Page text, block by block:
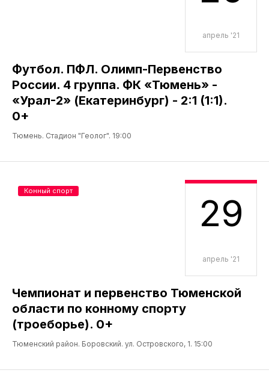
апрель '21
Футбол. ПФЛ. Олимп-Первенство
России. 4 группа. ФК «Тюмень» -
«Урал-2» (Екатеринбург) - 2:1 (1:1).
0+
Тюмень. Стадион "Геолог". 19:00
29
апрель '21
Чемпионат и первенство Тюменской
области по конному спорту
(троеборье). 0+
Тюменский район. Боровский. ул. Островского, 1. 15:00
Конный спорт